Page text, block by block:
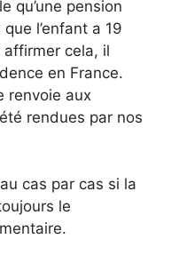
qu’une pension
l’enfant a 19
affirmer cela, il
en France.
renvoie aux
rendues par nos
cas par cas si la
le